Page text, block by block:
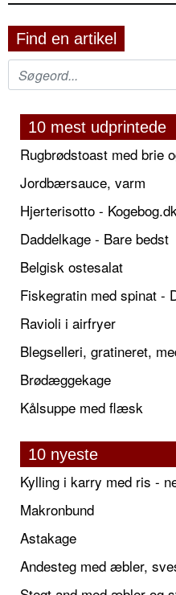
Find en artikel
10 mest udprintede
Rugbrødstoast med brie
Jordbærsauce, varm
Hjerterisotto -
Daddelkage - Bare bedst
Belgisk ostesalat
Fiskegratin med spinat -
Ravioli i airfryer
Blegselleri, gratineret,
Brødæggekage
Kålsuppe med flæsk
10 nyeste
Kylling i karry med ris -
Makronbund
Astakage